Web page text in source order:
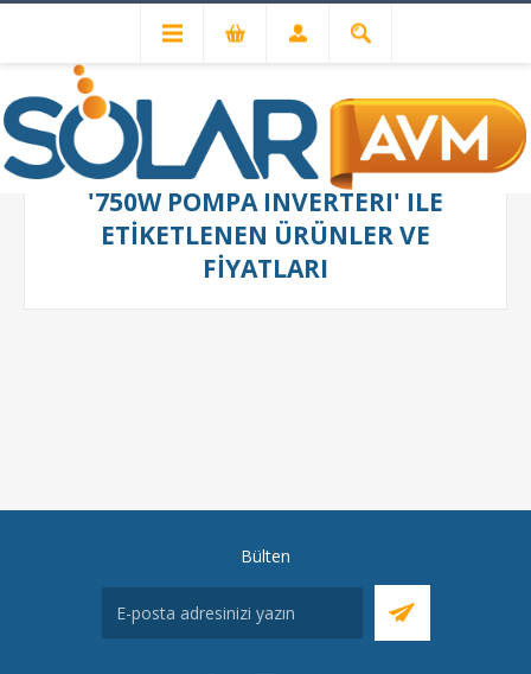
'750W POMPA INVERTERI' ILE
ETIKETLENEN ÜRÜNLER VE
FIYATLARI
Bülten